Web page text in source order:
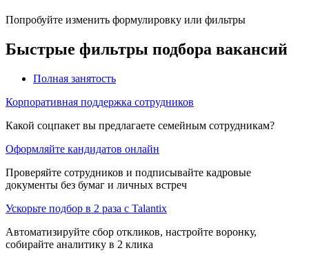
Попробуйте изменить формулировку или фильтры
Быстрые фильтры подбора вакансий
Полная занятость
Корпоративная поддержка сотрудников
Какой соцпакет вы предлагаете семейным сотрудникам?
Оформляйте кандидатов онлайн
Проверяйте сотрудников и подписывайте кадровые
документы без бумаг и личных встреч
Ускорьте подбор в 2 раза с Talantix
Автоматизируйте сбор откликов, настройте воронку,
собирайте аналитику в 2 клика